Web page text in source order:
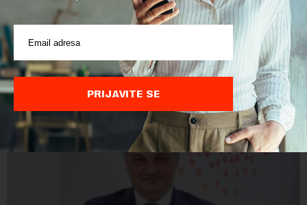
POVEZANI SADRŽAJI
PRIJAVITE SE